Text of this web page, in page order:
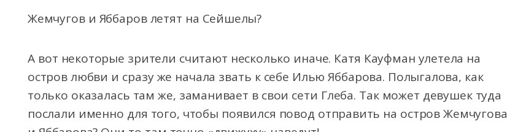
Жемчугов и Яббаров летят на Сейшелы?
А вот некоторые зрители считают несколько иначе. Катя Кауфман улетела на
остров любви и сразу же начала звать к себе Илью Яббарова. Полыгалова, как
только оказалась там же, заманивает в свои сети Глеба. Так может девушек туда
послали именно для того, чтобы появился повод отправить на остров Жемчугова